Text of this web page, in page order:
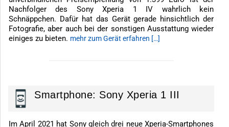
Nachfolger des Sony Xperia 1 IV wahrlich kein
Schnäppchen. Dafür hat das Gerät gerade hinsichtlich der
Fotografie, aber auch bei der sonstigen Ausstattung wieder
einiges zu bieten. mehr zum Gerät erfahren […]
Smartphone: Sony Xperia 1 III
Im April 2021 hat Sony gleich drei neue Xperia-Smartphones